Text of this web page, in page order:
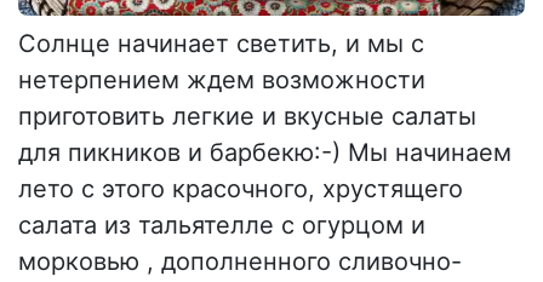
Солнце начинает светить, и мы с
нетерпением ждем возможности
приготовить легкие и вкусные салаты
для пикников и барбекю:-) Мы начинаем
лето с этого красочного, хрустящего
салата из тальятелле с огурцом и
морковью , дополненного сливочно-